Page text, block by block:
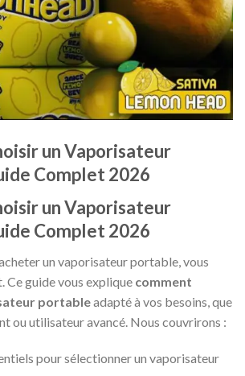
un Vaporisateur
Complet 2026
un Vaporisateur
Complet 2026
un vaporisateur portable, vous
Ce guide vous explique comment
portableadapté à vos besoins, que
ou utilisateur avancé. Nous couvrirons :
pour sélectionner un vaporisateur